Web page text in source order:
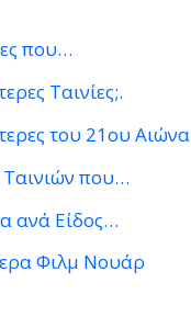
που…
Ταινίες;.
του 21ου Αιώνα
Ταινιών που…
ανά Είδος…
Φιλμ Νουάρ